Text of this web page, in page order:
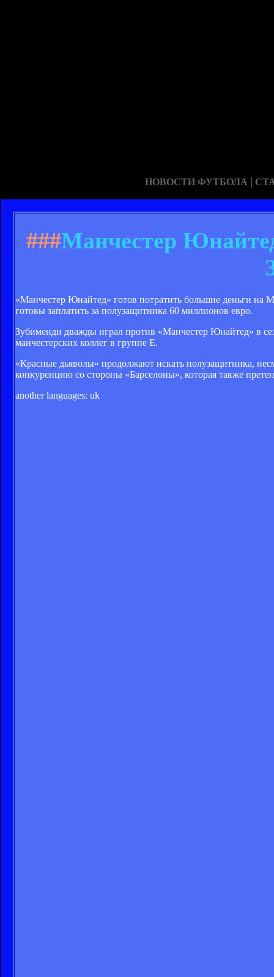
НОВОСТИ ФУТБОЛА |
###Манчестер
«Манчестер Юнайтед» готов потратить большие деньги на
готовы заплатить за полузащитника 60 миллионов евро.
Зубименди дважды играл против «Манчестер Юнайтед» в
манчестерских коллег в группе E.
«Красные дьяволы» продолжают искать полузащитника,
конкуренцию со стороны «Барселоны», которая также
another languages: uk